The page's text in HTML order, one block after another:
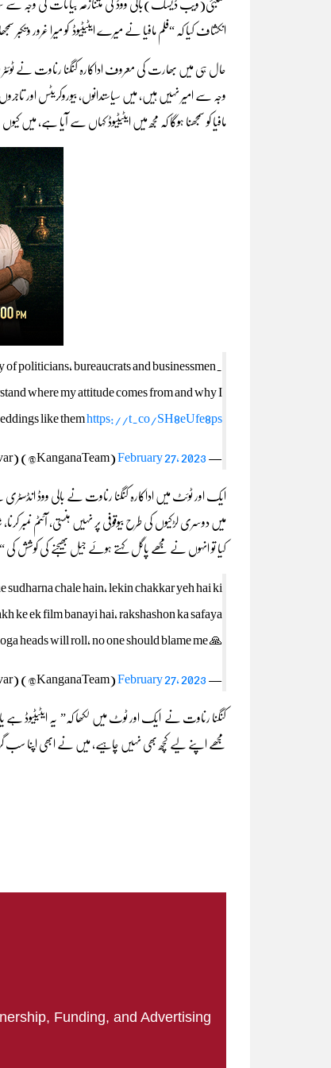
انکشاف کیا کہ “فلم مافیا نے میرے ایٹیٹیوڈ کو میرا غرور وتکبر
حال ہی میں بھارت کی معروف اداکارہ کنگنا رناوت نے
مافیا کو سمجھنا ہوگا کہ مجھ میں ایٹیٹیوڈ کہاں سے آیا ہے،
of politicians, bureaucrats and businessmen.
where my attitude comes from and why I
like themhttps://t.co/SH8eUfe8ps
— Kangana Ranaut (Modi Ka Parivar) (@KanganaTeam)
February 27, 2023
ایک اور ٹوئٹ میں اداکارہ کنگنا رناوت نے بالی ووڈ انڈسٹری
میں دوسری لڑکیوں کی طرح بیوقوفی پر نہیں ہنستی، آئٹم
کیا تو انہوں نے مجھے پاگل کہتے ہوئے جیل بھیجنے کی کوشش
chale hain, lekin chakkar yeh hai ki
ke ek film banayi hai, rakshashon ka safaya
heads will roll, no one should blame me 🙏
— Kangana Ranaut (Modi Ka Parivar) (@KanganaTeam)
February 27, 2023
کنگنا رناوت نے ایک اور ٹوٹ میں لکھا کہ” یہ ایٹیٹیوڈ
مجھے اپنے لیے کچھ بھی نہیں چاہیے، میں نے ابھی اپنا سب
Funding, and Advertising